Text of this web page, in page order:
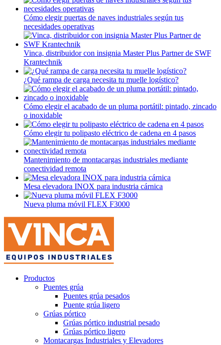
Cómo elegir puertas de naves industriales según tus
necesidades operativas
Vinca, distribuidor con insignia Master Plus Partner de SWF
Krantechnik
¿Qué rampa de carga necesita tu muelle logístico?
Cómo elegir el acabado de un pluma portátil: pintado, zincado
o inoxidable
Cómo elegir tu polipasto eléctrico de cadena en 4 pasos
Mantenimiento de montacargas industriales mediante
conectividad remota
Mesa elevadora INOX para industria cárnica
Nueva pluma móvil FLEX F3000
Productos
Puentes grúa
Puentes grúa pesados
Puente grúa ligero
Grúas pórtico
Grúas pórtico industrial pesado
Grúas pórtico ligero
Montacargas Industriales y Elevadores